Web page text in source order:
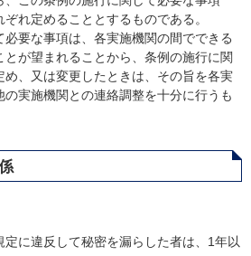
れ定めることとするものである。
必要な事項は、各実施機関の間でできる
とが望まれることから、条例の施行に関
め、又は変更したときは、その旨を各実
の実施機関との連絡調整を十分に行うも
に違反して秘密を漏らした者は、1年以